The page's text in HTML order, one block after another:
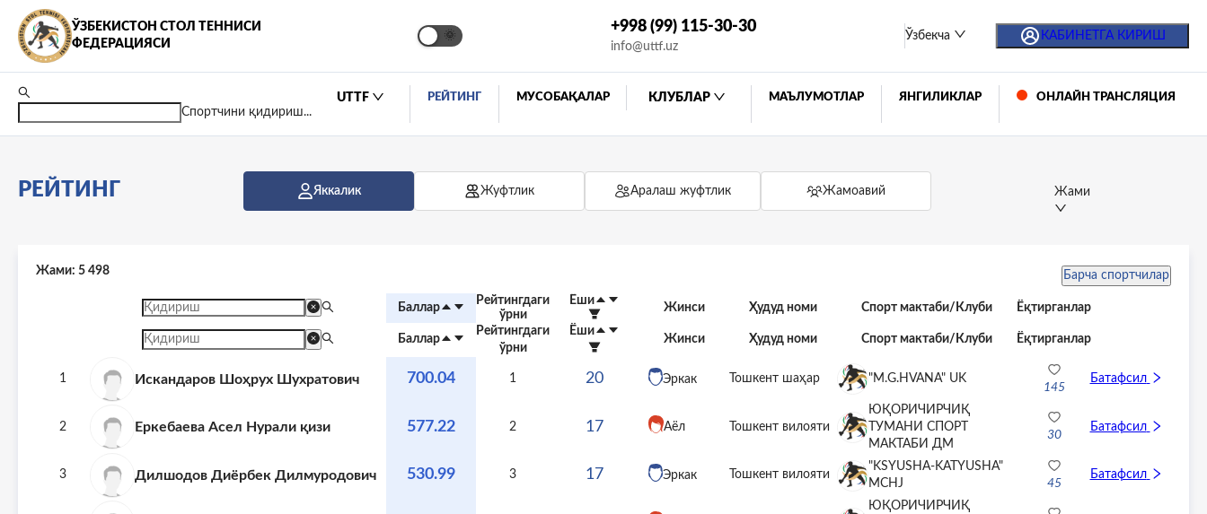
ЎЗБEКИСТОН СТОЛ ТEННИСИ
ФEДEРАЦИЯСИ
🌞
+998 (99) 115-30-30
info@uttf.uz
Ўзбекча КАБИНЕТГА КИРИШ
Спортчини қидириш...
UTTF РЕЙТИНГ МУСОБАҚАЛАР КЛУБЛАР МАЪЛУМОТЛАР ЯНГИЛИКЛАР ОНЛАЙН ТРАНСЛЯЦИЯ
РЕЙТИНГ Яккалик Жуфтлик Аралаш жуфтлик Жамоавий Жами
Жами: 5 498 Барча спортчилар
Баллар
Рейтингдаги
ўрни
Ёши
Жинси Ҳудуд номи Спорт мактаби/ Клуби Ёқтирганлар
Баллар
Рейтингдаги
ўрни
Ёши
Жинси Ҳудуд номи Спорт мактаби/ Клуби Ёқтирганлар
1 Искандаров Шоҳрух Шухратович 700.04 1 20 Эркак Тошкент шаҳар "M.G.HVANA" UK
145
Батафсил
2 Еркебаева Асел Нурали қизи 577.22 2 17 Аёл Тошкент вилояти
ЮҚОРИЧИРЧИҚ
ТУМАНИ СПОРТ
МАКТАБИ ДМ
30
Батафсил
3 Дилшодов Диёрбек Дилмуродович 530.99 3 17 Эркак Тошкент вилояти
"KSYUSHA-KATYUSHA"
MCHJ
45
Батафсил
ЮҚОРИЧИРЧИҚ